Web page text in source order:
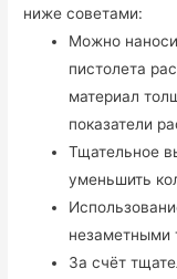
ниже советами:
Можно
пистолета
материал
показатели
Тщательное
уменьшить
незаметными
За счёт